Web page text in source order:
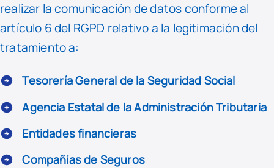
realizar la comunicación de datos conforme al
artículo 6 del RGPD relativo a la legitimación del
tratamiento a:
Tesorería General de la Seguridad Social
Agencia Estatal de la Administración Tributaria
Entidades financieras
Compañías de Seguros